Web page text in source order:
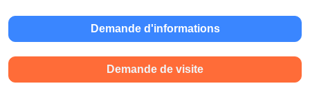
Demande d'informations
Demande de visite